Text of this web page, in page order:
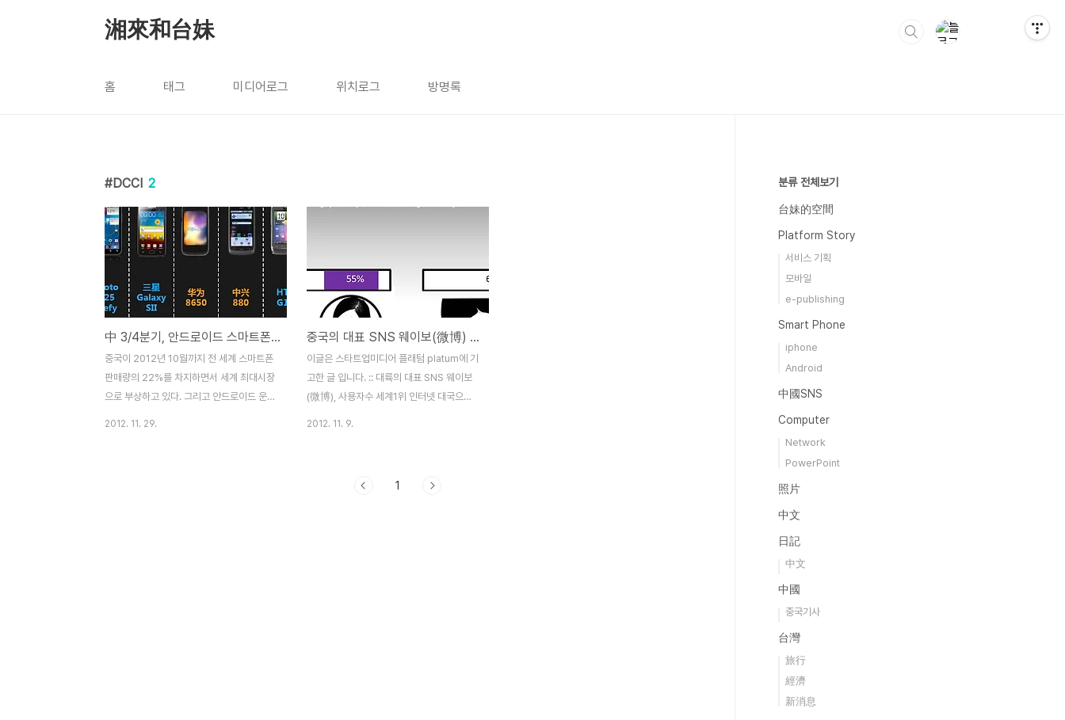
湘來和台妹
홈 태그 미디어로그 위치로그 방명록
DCCI 2
中 3/4분기, 안드로이드 스마트폰 시장 분석
중국이 2012년 10월까지 전 세계 스마트폰
판매량의 22%를 차지하면서 세계 최대시장
으로 부상하고 있다. 그리고 안드로이드 운영
2012. 11. 29.
중국의 대표 SNS 웨이보(微博) 사용자 분석
이글은 스타트업미디어 플래텀 platum에 기
고한 글 입니다. :: 대륙의 대표 SNS 웨이보
(微博), 사용자수 세계1위 인터넷 대국으로
INTERNET)가 최근 발표한 ‘2012 중국 웨
2012. 11. 9.
1
분류 전체보기
台妹的空間
Platform Story
서비스 기획
모바일
e-publishing
Smart Phone
iphone
Android
中國SNS
Computer
Network
PowerPoint
照片
中文
日記
中文
中國
중국기사
台灣
旅行
經濟
新消息